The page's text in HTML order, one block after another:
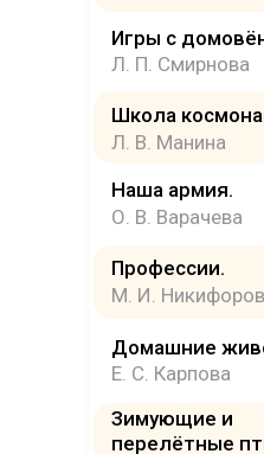
Л. П. Смирнова
Школа
Игры с
Л. В. Манина
Наша армия.
Профессии.
М. И.
О. В. Варачева
Домашние
Е. С. Карпова
Зимующие и
перелётные